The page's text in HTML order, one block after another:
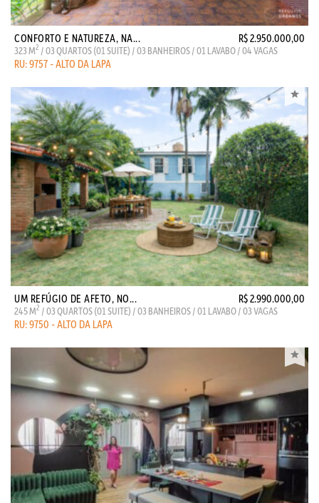
CONFORTO E NATUREZA, NA... R$ 2.950.000,00
323 M2 / 03 QUARTOS (01 SUITE) / 03 BANHEIROS / 01 LAVABO / 04 VAGAS
RU: 9757 - ALTO DA LAPA
UM REFÚGIO DE AFETO, NO... R$ 2.990.000,00
245 M2 / 03 QUARTOS (01 SUITE) / 03 BANHEIROS / 01 LAVABO / 03 VAGAS
RU: 9750 - ALTO DA LAPA